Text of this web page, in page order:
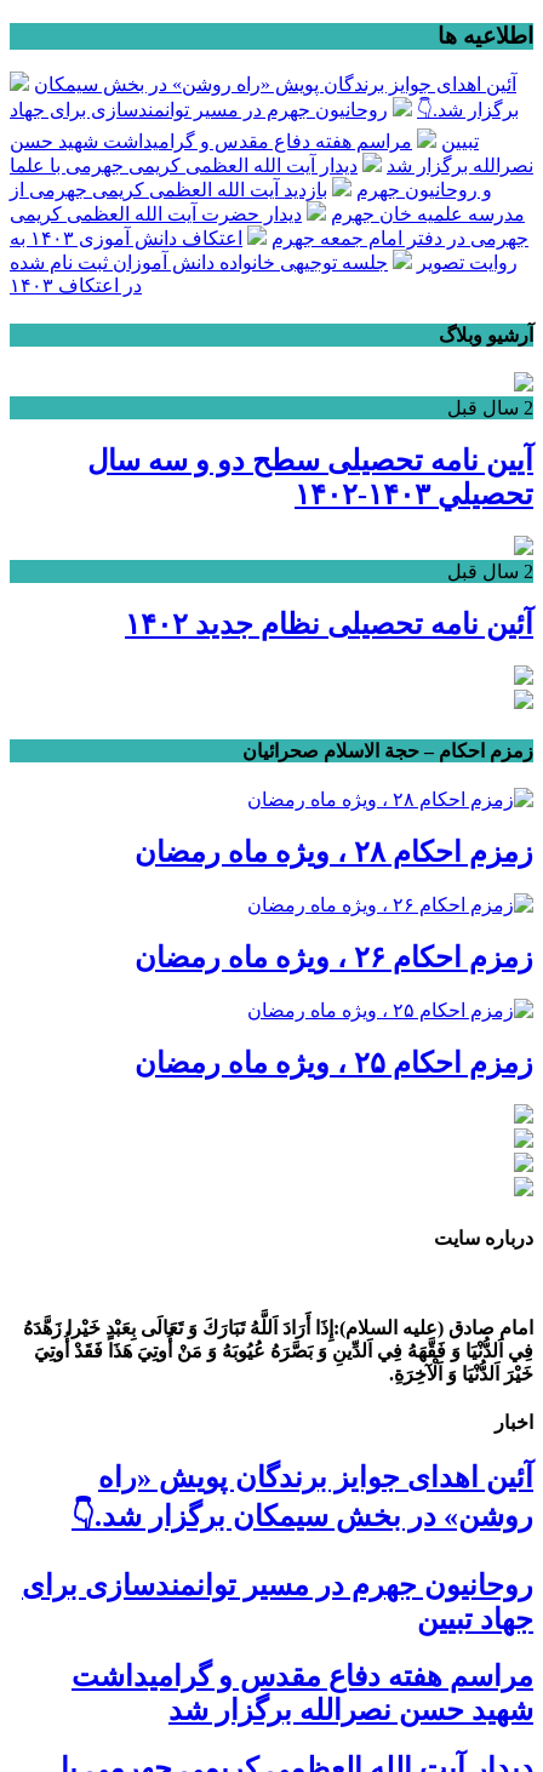
اطلاعیه ها
آئین اهدای جوایز برندگان پویش «راه روشن» در بخش سیمکان
برگزار شد.👇
روحانیون جهرم در مسیر توانمندسازی برای جهاد
تبیین
مراسم هفته دفاع مقدس و گرامیداشت شهید حسن
نصرالله برگزار شد
دیدار آیت الله العظمی کریمی جهرمی با علما
و روحانیون جهرم
بازدید آیت الله العظمی کریمی جهرمی از
مدرسه علمیه خان جهرم
دیدار حضرت آیت الله العظمی کریمی
جهرمی در دفتر امام جمعه جهرم
اعتکاف دانش آموزی ۱۴۰۳ به
روایت تصویر
جلسه توجیهی خانواده دانش آموزان ثبت نام شده
در اعتکاف ۱۴۰۳
آرشیو وبلاگ
2 سال قبل
آيين نامه تحصیلی سطح دو و سه سال
تحصيلي ۱۴۰۳-۱۴۰۲
2 سال قبل
آئین نامه تحصیلی نظام جدید ۱۴۰۲
زمزم احکام – حجة الاسلام صحرائیان
زمزم احکام ۲۸ ، ویژه ماه رمضان
زمزم احکام ۲۶ ، ویژه ماه رمضان
زمزم احکام ۲۵ ، ویژه ماه رمضان
درباره سایت
امام صادق (علیه السلام): إِذَا أَرَادَ اَللَّهُ تَبَارَكَ وَ تَعَالَى بِعَبْدٍ خَيْرا زَهَّدَهُ
فِي اَلدُّنْيَا وَ فَقَّهَهُ فِي اَلدِّينِ وَ بَصَّرَهُ عُيُوبَهُ وَ مَنْ أُوتِيَ هَذَا فَقَدْ أُوتِيَ
خَيْرَ اَلدُّنْيَا وَ اَلْآخِرَةِ.
اخبار
آئین اهدای جوایز برندگان پویش «راه
روشن» در بخش سیمکان برگزار شد.👇
روحانیون جهرم در مسیر توانمندسازی برای
جهاد تبیین
مراسم هفته دفاع مقدس و گرامیداشت
شهید حسن نصرالله برگزار شد